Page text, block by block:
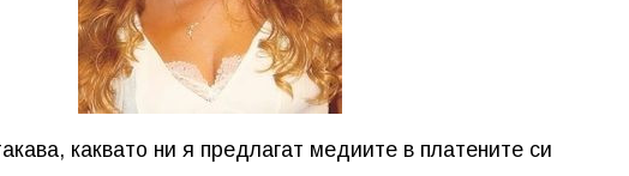
каквато ни я предлагат медиите в платените си